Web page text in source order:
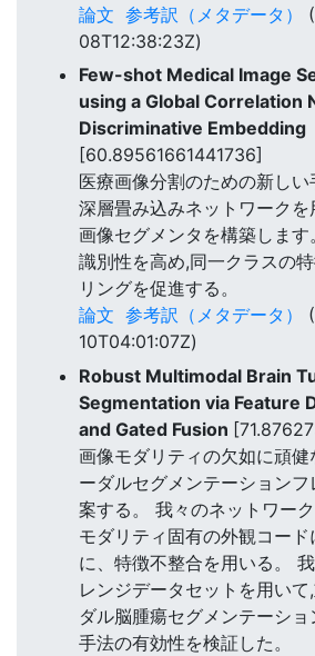
論文 参考訳（メタデータ）
08T12:38:23Z)
Few-shot Medical Image
using a Global Correlation
Discriminative Embedding
[60.89561661441736]
医療画像分割のための新しい
深層畳み込みネットワークを
画像セグメンタを構築しま
識別性を高め,同一クラスの
リングを促進する。
論文 参考訳（メタデータ）
10T04:01:07Z)
Robust Multimodal Brain
Segmentation via Feature
and Gated Fusion
画像モダリティの欠如に頑
ーダルセグメンテーション
案する。 我々のネットワー
モダリティ固有の外観コー
に、特徴不整合を用いる。
レンジデータセットを用い
ダル脳腫瘍セグメンテーシ
手法の有効性を検証した。